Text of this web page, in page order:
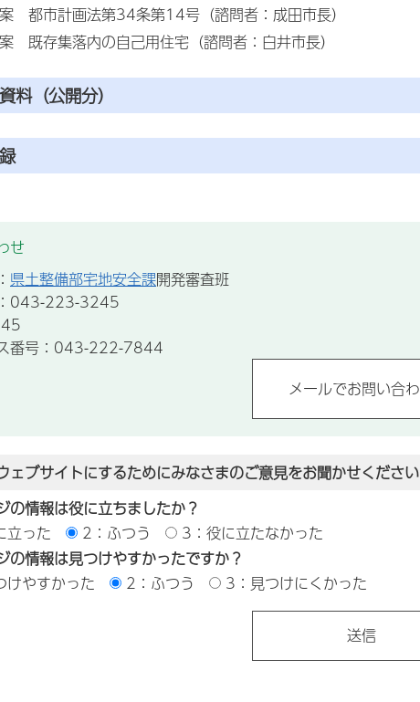
都市計画法第34条第14号（諮問者：成田市長）
既存集落内の自己用住宅（諮問者：白井市長）
料（公開分）
せ
県土整備部宅地安全課開発審査班
043-223-3245
番号：043-222-7844
ェブサイトにするためにみなさまのご意見をお聞かせください
の情報は役に立ちましたか？
立った
2：ふつう
3：役に立たなかった
の情報は見つけやすかったですか？
けやすかった
2：ふつう 3：見つけにくかった